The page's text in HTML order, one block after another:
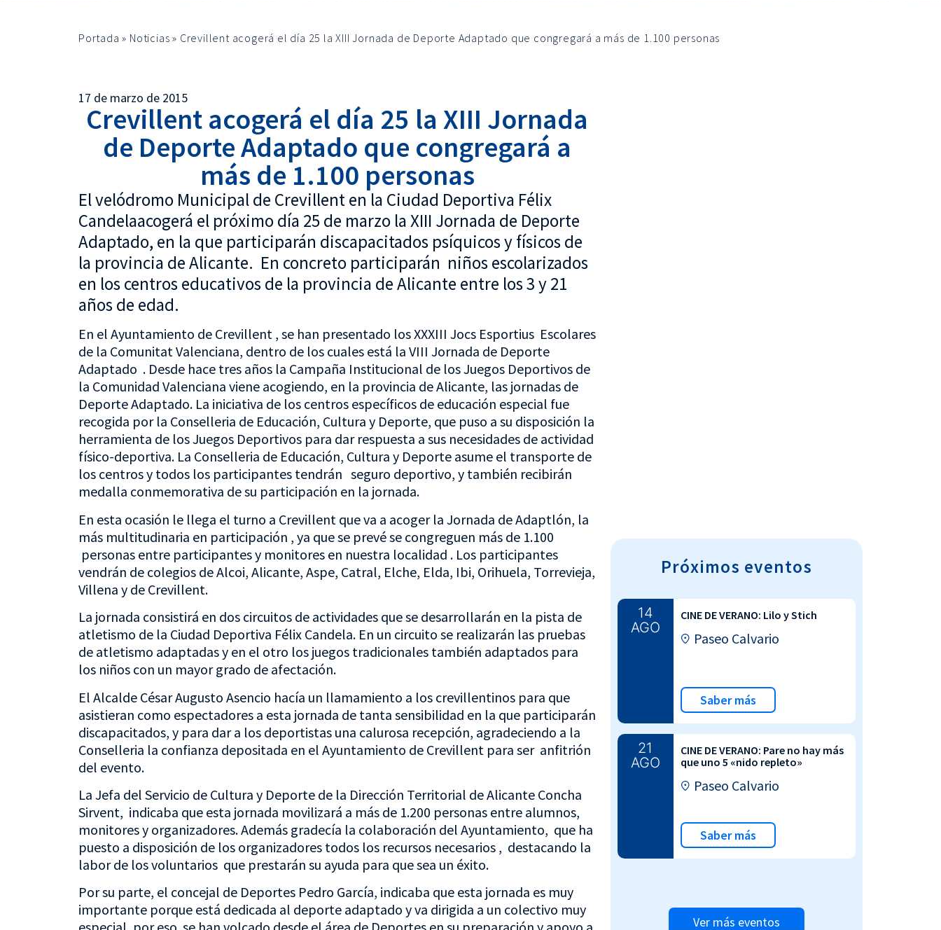
Portada » Noticias » Crevillent acogerá el día 25 la XIII Jornada de Deporte Adaptado que congregará a más de 1.100 personas
17 de marzo de 2015
Crevillent acogerá el día 25 la XIII Jornada
de Deporte Adaptado que congregará a
más de 1.100 personas
El velódromo Municipal de Crevillent en la Ciudad Deportiva Félix
Candelaacogerá el próximo día 25 de marzo la XIII Jornada de Deporte
Adaptado, en la que participarán discapacitados psíquicos y físicos de
la provincia de Alicante. En concreto participarán niños escolarizados
en los centros educativos de la provincia de Alicante entre los 3 y 21
años de edad.
En el Ayuntamiento de Crevillent , se han presentado los XXXIII Jocs Esportius Escolares
de la Comunitat Valenciana, dentro de los cuales está la VIII Jornada de Deporte
Adaptado . Desde hace tres años la Campaña Institucional de los Juegos Deportivos de
la Comunidad Valenciana viene acogiendo, en la provincia de Alicante, las jornadas de
Deporte Adaptado. La iniciativa de los centros específicos de educación especial fue
recogida por la Conselleria de Educación, Cultura y Deporte, que puso a su disposición la
herramienta de los Juegos Deportivos para dar respuesta a sus necesidades de actividad
físico-deportiva. La Conselleria de Educación, Cultura y Deporte asume el transporte de
los centros y todos los participantes tendrán seguro deportivo, y también recibirán
medalla conmemorativa de su participación en la jornada.
En esta ocasión le llega el turno a Crevillent que va a acoger la Jornada de Adaptlón, la
más multitudinaria en participación , ya que se prevé se congreguen más de 1.100
personas entre participantes y monitores en nuestra localidad . Los participantes
vendrán de colegios de Alcoi, Alicante, Aspe, Catral, Elche, Elda, Ibi, Orihuela, Torrevieja,
Villena y de Crevillent.
La jornada consistirá en dos circuitos de actividades que se desarrollarán en la pista de
atletismo de la Ciudad Deportiva Félix Candela. En un circuito se realizarán las pruebas
de atletismo adaptadas y en el otro los juegos tradicionales también adaptados para
los niños con un mayor grado de afectación.
El Alcalde César Augusto Asencio hacía un llamamiento a los crevillentinos para que
asistieran como espectadores a esta jornada de tanta sensibilidad en la que participarán
discapacitados, y para dar a los deportistas una calurosa recepción, agradeciendo a la
Conselleria la confianza depositada en el Ayuntamiento de Crevillent para ser anfitrión
del evento.
La Jefa del Servicio de Cultura y Deporte de la Dirección Territorial de Alicante Concha
Sirvent, indicaba que esta jornada movilizará a más de 1.200 personas entre alumnos,
monitores y organizadores. Además gradecía la colaboración del Ayuntamiento, que ha
puesto a disposición de los organizadores todos los recursos necesarios , destacando la
labor de los voluntarios que prestarán su ayuda para que sea un éxito.
Por su parte, el concejal de Deportes Pedro García, indicaba que esta jornada es muy
importante porque está dedicada al deporte adaptado y va dirigida a un colectivo muy
Próximos eventos
14
AGO
CINE DE VERANO: Lilo y Stich
Paseo Calvario
Saber más
21
AGO
CINE DE VERANO: Pare no hay más
que uno 5 «nido repleto»
Paseo Calvario
Saber más
Ver más eventos